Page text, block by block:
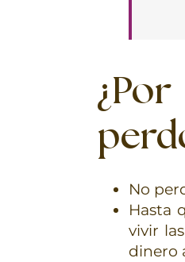
No
Hasta
vivir
dinero